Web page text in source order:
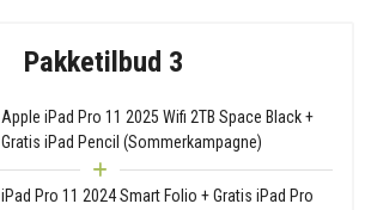
Pakketilbud 3
Apple iPad Pro 11 2025 Wifi 2TB Space Black +
Gratis iPad Pencil (Sommerkampagne)
iPad Pro 11 2024 Smart Folio + Gratis iPad Pro